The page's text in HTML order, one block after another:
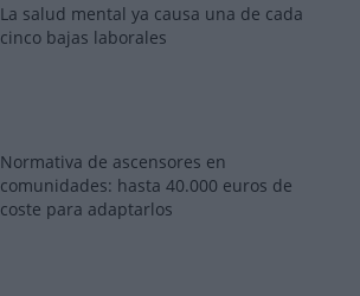
La salud mental ya causa una de cada
cinco bajas laborales
Normativa de ascensores en
comunidades: hasta 40.000 euros de
coste para adaptarlos